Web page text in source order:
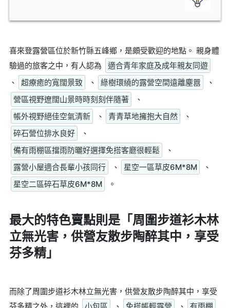
喜來登露營區位於新竹縣五峰鄉，是頗受歡迎的地點。 親身體
驗過的旅客之中，有人認為
適合青年家庭及成年親友同遊
、
超療癒的寬闊景致 、 綠樹環繞的露營空間遠離塵囂
、
營區視野遼闊山景時時刻刻伴隨著
、
帳外視野絕佳空氣清新
、 青青草地擁抱大自然
、
碎石營位排水良好
、
備有雨棚區擋雨防曬好選擇免搭客廳很輕鬆
、
露營小屋適合長輩小孩同行
、 星空一區草皮6M*8M
、
星空二區碎石草皮6M*8M
。
最大的特色賣點則是「周圍步道衫木林
立無光害，供營友散步陶醉其中，享受
芬多精」
而除了周圍步道衫木林立無光害，供營友散步陶醉其中，享受